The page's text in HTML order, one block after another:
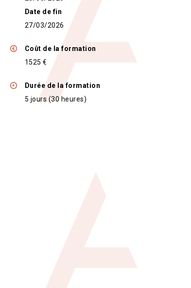
Date de fin
27/03/2026
Coût de la formation
1525 €
Durée de la formation
5 jours (30 heures)